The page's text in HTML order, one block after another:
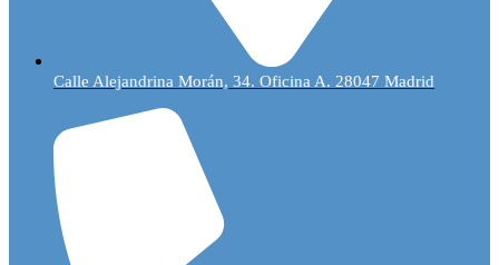
Calle Alejandrina Morán, 34. Oficina A. 28047 Madrid